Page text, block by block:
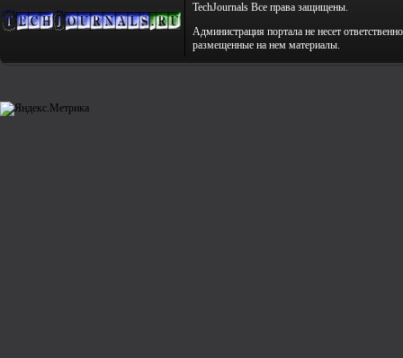
TechJournals Все права защищены.
Администрация портала не несет
размещенные на нем материалы.